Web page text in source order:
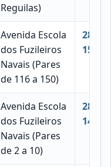
Reguilas)
Avenida Escola
dos Fuzileiros
Navais (Pares
de 116 a 150)
2830-
152
Avenida Escola
dos Fuzileiros
Navais (Pares
de 2 a 10)
2830-
148